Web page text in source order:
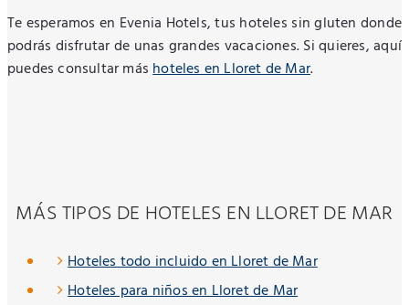
Te esperamos en Evenia Hotels, tus hoteles sin gluten donde
podrás disfrutar de unas grandes vacaciones. Si quieres, aquí
puedes consultar máshoteles en Lloret de Mar.
MÁS TIPOS DE HOTELES EN LLORET DE MAR
Hoteles todo incluido en Lloret de Mar
Hoteles para niños en Lloret de Mar